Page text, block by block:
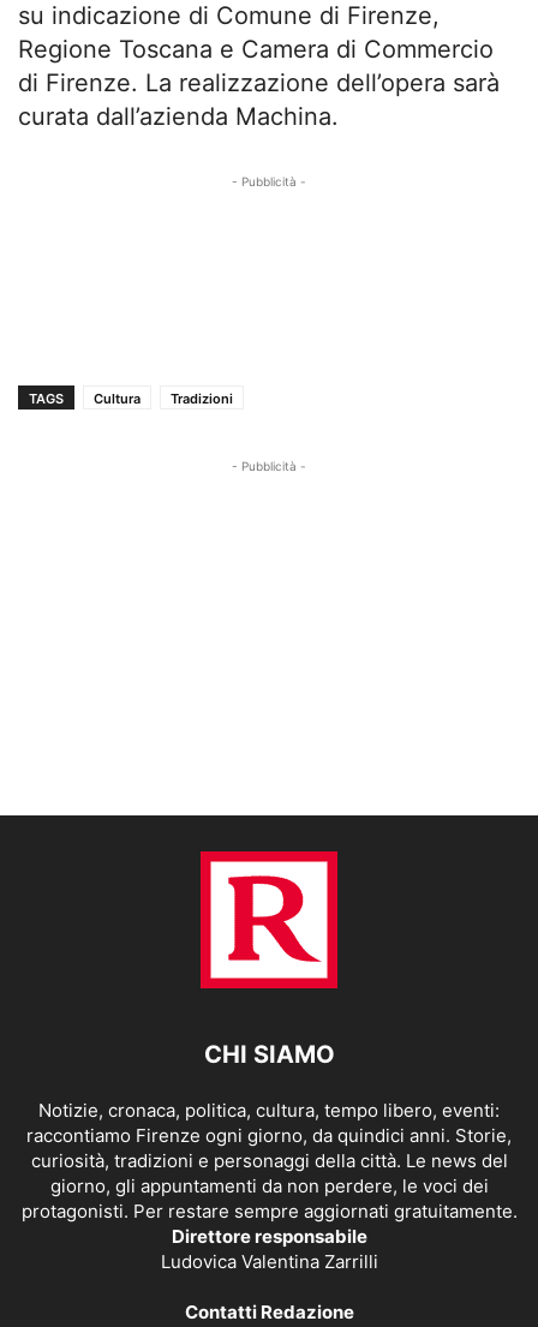
su indicazione di Comune di Firenze,
Regione Toscana e Camera di Commercio
di Firenze. La realizzazione dell’opera sarà
curata dall’azienda Machina.
- Pubblicità -
TAGS Cultura Tradizioni
- Pubblicità -
CHI SIAMO
Notizie, cronaca, politica, cultura, tempo libero, eventi:
raccontiamo Firenze ogni giorno, da quindici anni. Storie,
curiosità, tradizioni e personaggi della città. Le news del
giorno, gli appuntamenti da non perdere, le voci dei
protagonisti. Per restare sempre aggiornati gratuitamente.
Direttore responsabile
Ludovica Valentina Zarrilli
Contatti Redazione